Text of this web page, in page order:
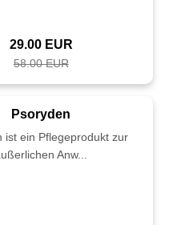
29.00 EUR
58.00 EUR
Psoryden
ist ein Pflegeprodukt zur
Anw...